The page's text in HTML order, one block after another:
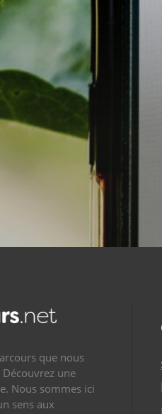
que nous
une
Nous sommes ici
sens aux